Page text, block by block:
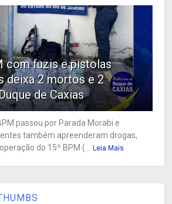
com fuzis e pistolas
deixa 2 mortos e 2
de Caxias
passou por Parada Morabi e
também apreenderam drogas,
do 15º BPM (...
Leia Mais